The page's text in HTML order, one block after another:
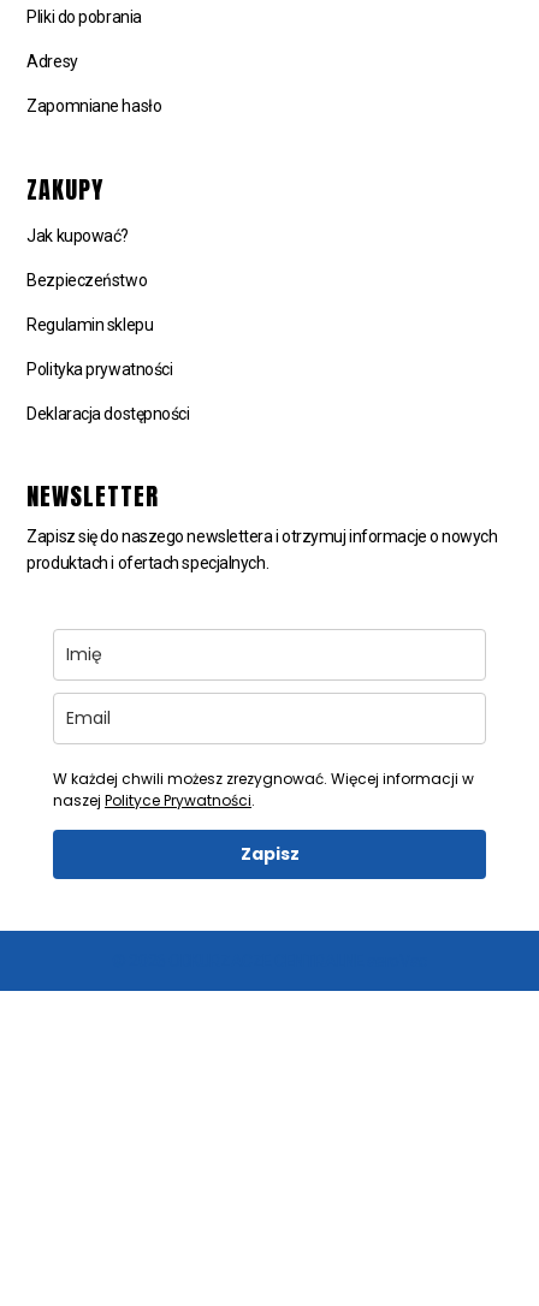
Pliki do pobrania
Adresy
Zapomniane hasło
ZAKUPY
Jak kupować?
Bezpieczeństwo
Regulamin sklepu
Polityka prywatności
Deklaracja dostępności
NEWSLETTER
Zapisz się do naszego newslettera i otrzymuj informacje o nowych
produktach i ofertach specjalnych.
W każdej chwili możesz zrezygnować. Więcej informacji w
naszej Polityce Prywatności.
Zapisz